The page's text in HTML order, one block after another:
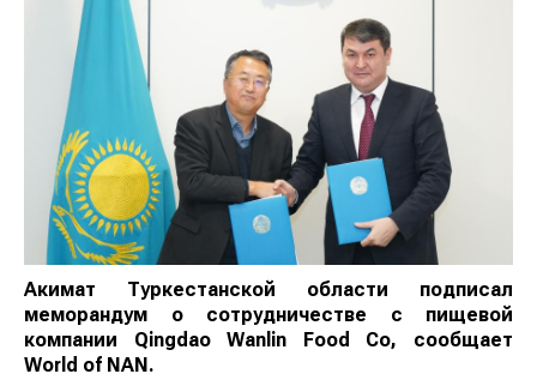
Акимат Туркестанской области подписал
меморандум о сотрудничестве с пищевой
компании Qingdao Wanlin Food Co, сообщает
World of NAN .